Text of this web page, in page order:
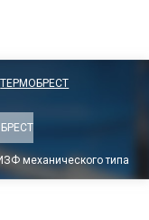
ТЕРМОБРЕСТ
механического типа